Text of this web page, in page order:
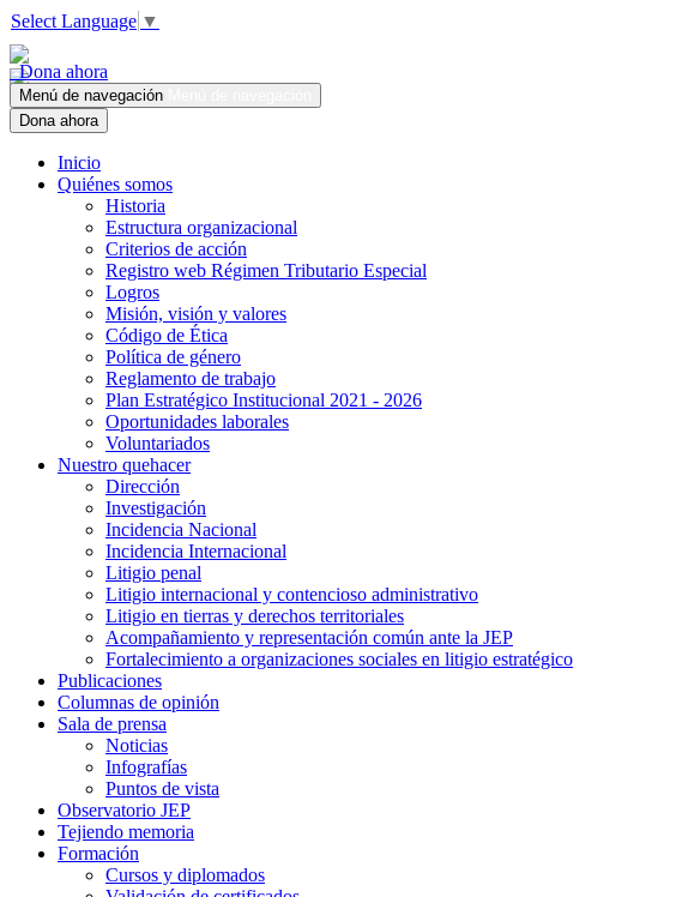
Select Language ▼
Dona ahora
Menú de navegación
Dona ahora
Inicio
Quiénes somos
Historia
Estructura organizacional
Criterios de acción
Registro web Régimen Tributario Especial
Logros
Misión, visión y valores
Código de Ética
Política de género
Reglamento de trabajo
Plan Estratégico Institucional 2021 - 2026
Oportunidades laborales
Voluntariados
Nuestro quehacer
Dirección
Investigación
Incidencia Nacional
Incidencia Internacional
Litigio penal
Litigio internacional y contencioso administrativo
Litigio en tierras y derechos territoriales
Acompañamiento y representación común ante la JEP
Fortalecimiento a organizaciones sociales en litigio estratégico
Publicaciones
Columnas de opinión
Sala de prensa
Noticias
Infografías
Puntos de vista
Observatorio JEP
Tejiendo memoria
Formación
Cursos y diplomados